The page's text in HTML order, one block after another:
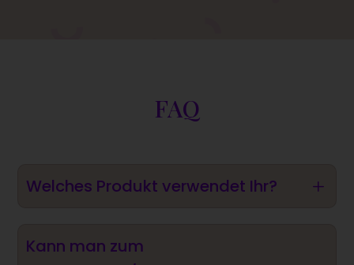
FAQ
Welches Produkt verwendet Ihr? L
Kann man zum